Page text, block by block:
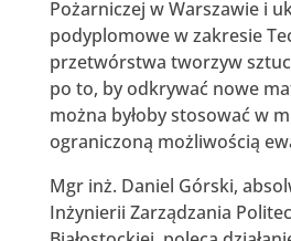
Pożarniczej w Warszawie i
podyplomowe w zakresie
przetwórstwa tworzyw
po to, by odkrywać nowe
można byłoby stosować w
ograniczoną możliwością
Mgr inż. Daniel Górski,
Inżynierii Zarządzania